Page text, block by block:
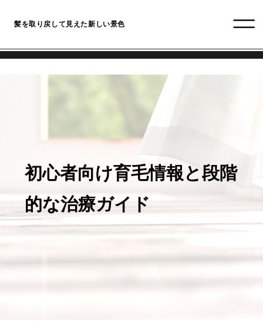
髪を取り戻して見えた新しい景色
初心者向け育毛情報と段階
的な治療ガイド